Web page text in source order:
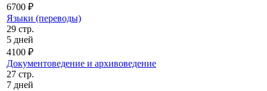
6700 ₽
Языки (переводы)
29 стр.
5 дней
4100 ₽
Документоведение и архивоведение
27 стр.
7 дней